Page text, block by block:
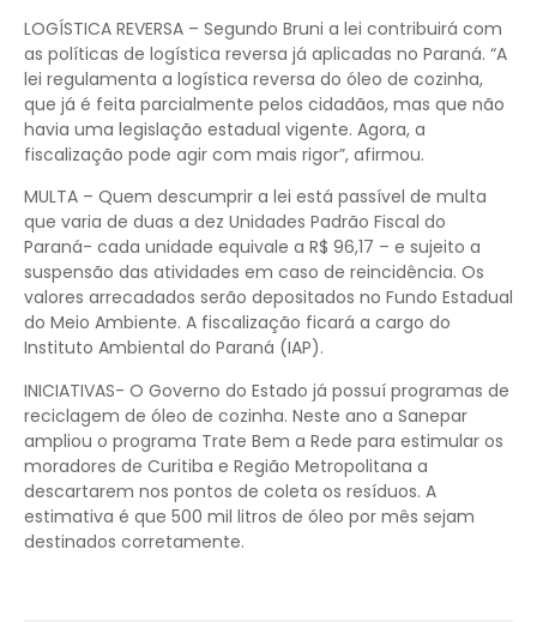
LOGÍSTICA REVERSA – Segundo Bruni a lei contribuirá com
as políticas de logística reversa já aplicadas no Paraná. “A
lei regulamenta a logística reversa do óleo de cozinha,
que já é feita parcialmente pelos cidadãos, mas que não
havia uma legislação estadual vigente. Agora, a
fiscalização pode agir com mais rigor”, afirmou.
MULTA – Quem descumprir a lei está passível de multa
que varia de duas a dez Unidades Padrão Fiscal do
Paraná- cada unidade equivale a R$ 96,17 – e sujeito a
suspensão das atividades em caso de reincidência. Os
valores arrecadados serão depositados no Fundo Estadual
do Meio Ambiente. A fiscalização ficará a cargo do
Instituto Ambiental do Paraná (IAP).
INICIATIVAS- O Governo do Estado já possuí programas de
reciclagem de óleo de cozinha. Neste ano a Sanepar
ampliou o programa Trate Bem a Rede para estimular os
moradores de Curitiba e Região Metropolitana a
descartarem nos pontos de coleta os resíduos. A
estimativa é que 500 mil litros de óleo por mês sejam
destinados corretamente.